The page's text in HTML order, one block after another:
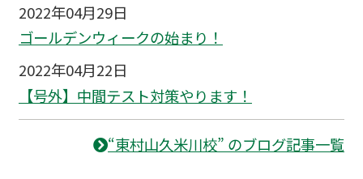
2022年04月29日
ゴールデンウィークの始まり！
2022年04月22日
【号外】中間テスト対策やります！
“東村山久米川校” のブログ記事一覧